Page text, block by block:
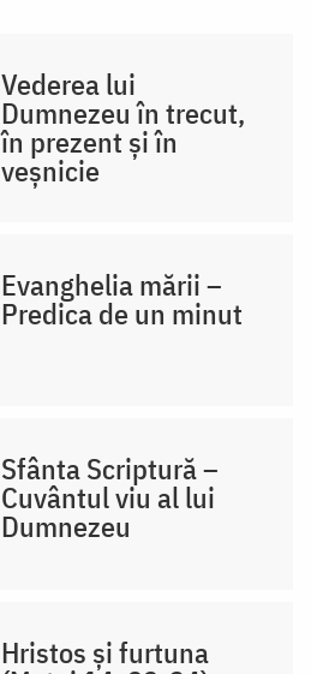
Vederea lui
Dumnezeu în trecut,
în prezent și în
veșnicie
Evanghelia mării –
Predica de un minut
Sfânta Scriptură –
Cuvântul viu al lui
Dumnezeu
Hristos și furtuna